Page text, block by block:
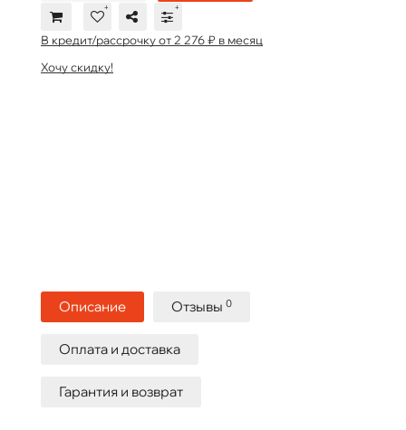
В кредит/рассрочку от 2 276 ₽ в месяц
Хочу скидку!
Описание Отзывы 0
Оплата и доставка
Гарантия и возврат